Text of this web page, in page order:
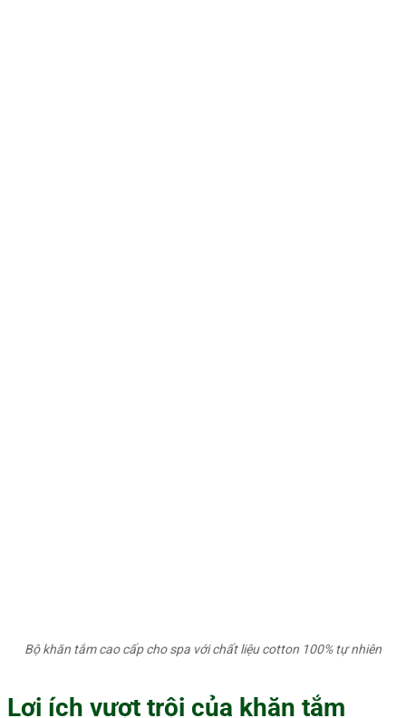
Bộ khăn tắm cao cấp cho spa với chất liệu cotton 100% tự nhiên
Lợi ích vượt trội của khăn tắm